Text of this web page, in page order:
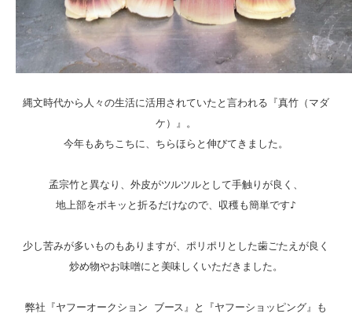
縄文時代から人々の生活に活用されていたと言われる『真竹（マダ
ケ）』。
今年もあちこちに、ちらほらと伸びてきました。
孟宗竹と異なり、外皮がツルツルとして手触りが良く、
地上部をポキッと折るだけなので、収穫も簡単です♪
少し苦みが多いものもありますが、ポリポリとした歯ごたえが良く
炒め物やお味噌にと美味しくいただきました。
弊社『ヤフーオークション ブース』と『ヤフーショッピング』も